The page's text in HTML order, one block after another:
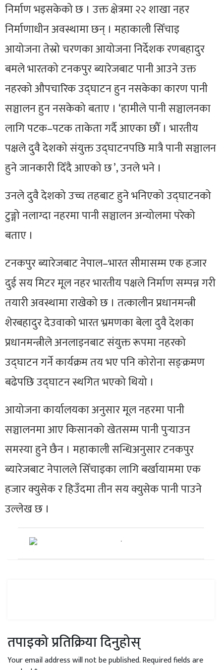
निर्माण भइसकेको छ । उक्त क्षेत्रमा २२ शाखा नहर
निर्माणाधीन अवस्थामा छन् । महाकाली सिँचाइ
आयोजना तेस्रो चरणका आयोजना निर्देशक रणबहादुर
बमले भारतको टनकपुर ब्यारेजबाट पानी आउने उक्त
नहरको औपचारिक उद्घाटन हुन नसकेका कारण पानी
सञ्चालन हुन नसकेको बताए । ‘हामीले पानी सञ्चालनका
लागि पटक–पटक ताकेता गर्दै आएका छौँ । भारतीय
पक्षले दुवै देशको संयुक्त उद्घाटनपछि मात्रै पानी सञ्चालन
हुने जानकारी दिँदै आएको छ ’, उनले भने ।
उनले दुवै देशको उच्च तहबाट हुने भनिएको उद्घाटनको
टुङ्गो नलाग्दा नहरमा पानी सञ्चालन अन्योलमा परेको
बताए ।
टनकपुर ब्यारेजबाट नेपाल–भारत सीमासम्म एक हजार
दुई सय मिटर मूल नहर भारतीय पक्षले निर्माण सम्पन्न गरी
तयारी अवस्थामा राखेको छ । तत्कालीन प्रधानमन्त्री
शेरबहादुर देउवाको भारत भ्रमणका बेला दुवै देशका
प्रधानमन्त्रीले अनलाइनबाट संयुक्त रूपमा नहरको
उद्घाटन गर्ने कार्यक्रम तय भए पनि कोरोना सङ्क्रमण
बढेपछि उद्घाटन स्थगित भएको थियो ।
आयोजना कार्यालयका अनुसार मूल नहरमा पानी
सञ्चालनमा आए किसानको खेतसम्म पानी पुर्‍याउन
समस्या हुने छैन । महाकाली सन्धिअनुसार टनकपुर
ब्यारेजबाट नेपालले सिँचाइका लागि बर्खायाममा एक
हजार क्युसेक र हिउँदमा तीन सय क्युसेक पानी पाउने
उल्लेख छ ।
तपाइको प्रतिक्रिया दिनुहोस्
Your email address will not be published.Required fields are